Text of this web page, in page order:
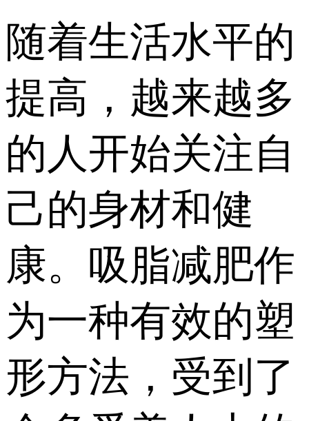
随着生活水平的
提高，越来越多
的人开始关注自
己的身材和健
康。吸脂减肥作
为一种有效的塑
形方法，受到了